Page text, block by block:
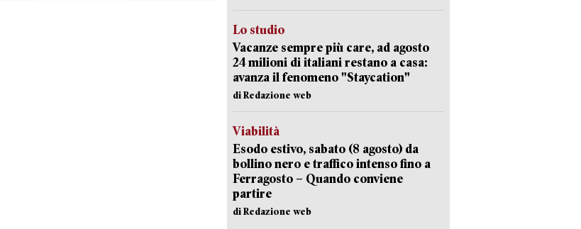
Lo studio
Vacanze sempre più care, ad agosto
24 milioni di italiani restano a casa:
avanza il fenomeno "Staycation"
di Redazione web
Viabilità
Esodo estivo, sabato (8 agosto) da
bollino nero e traffico intenso fino a
Ferragosto – Quando conviene
partire
di Redazione web